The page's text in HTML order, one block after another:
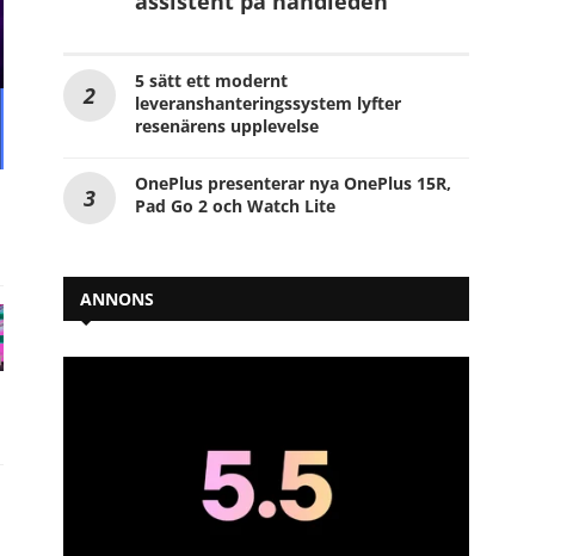
5 sätt ett modernt
leveranshanteringssystem lyfter
resenärens upplevelse
OnePlus presenterar nya OnePlus 15R,
Pad Go 2 och Watch Lite
ANNONS